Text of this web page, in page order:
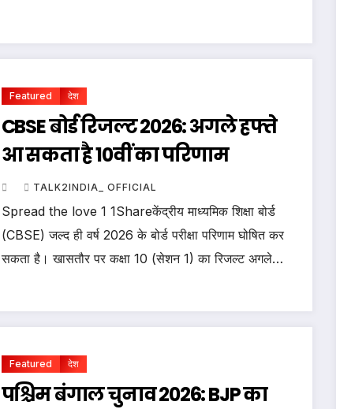
Featured देश
CBSE बोर्ड रिजल्ट 2026: अगले हफ्ते
आ सकता है 10वीं का परिणाम
TALK2INDIA_ OFFICIAL
Spread the love 1 1Shareकेंद्रीय माध्यमिक शिक्षा बोर्ड
(CBSE) जल्द ही वर्ष 2026 के बोर्ड परीक्षा परिणाम घोषित कर
सकता है। खासतौर पर कक्षा 10 (सेशन 1) का रिजल्ट अगले…
Featured देश
पश्चिम बंगाल चुनाव 2026: BJP का